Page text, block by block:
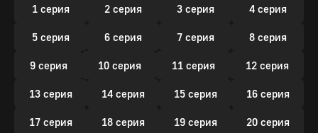
1 серия
2 серия 3 серия 4 серия
5 серия 6 серия 7 серия 8 серия
9 серия 10 серия 11 серия 12 серия
13 серия 14 серия 15 серия 16 серия
17 серия 18 серия 19 серия 20 серия